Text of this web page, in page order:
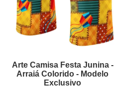
Arte Camisa Festa Junina -
Arraiá Colorido - Modelo
Exclusivo